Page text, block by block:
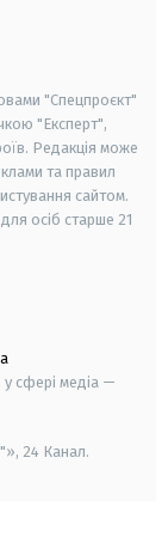
"Спецпроєкт"
"Експерт",
Редакція може
та правил
сайтом.
осіб старше 21
у сфері медіа —
24 Канал.